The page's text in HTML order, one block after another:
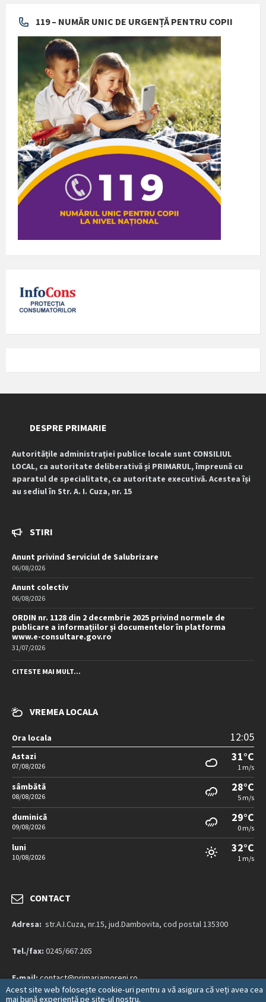
119 – NUMĂR UNIC DE URGENȚĂ PENTRU COPII
DESPRE PRIMARIE
Autoritățile administrației publice locale sunt CONSILIUL
LOCAL, ca autoritate deliberativă și PRIMARUL, împreună cu
aparatul de specialitate, ca autoritate executivă. Acestea își
au sediul în Str. A. I. Cuza, nr. 15
STIRI
Anunt privind Serviciul de Salubrizare
06/08/2026
Anunt colectiv
06/08/2026
ORDIN nr. 1128 din 2 decembrie 2025 privind normele de
publicare a informațiilor și documentelor în platforma
www.e-consultare.gov.ro
31/07/2026
CITESTE MAI MULT...
VREMEA LOCALA
Ora locala 12:05
Astazi
07/08/2026
31°C
1 m/s
sâmbătă
08/08/2026
28°C
5 m/s
duminică
09/08/2026
29°C
0 m/s
luni
10/08/2026
32°C
1 m/s
CONTACT
Adresa: str.A.I.Cuza, nr.15, jud.Dambovita, cod postal 135300
Tel./fax: 0245/667.265
E-mail:contact@primariamoreni.ro
Acest site web folosește cookie-uri pentru a vă asigura că veți avea cea
mai bună experiență pe site-ul nostru.